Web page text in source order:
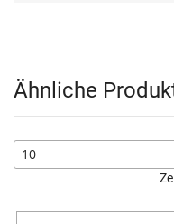
Ähnliche